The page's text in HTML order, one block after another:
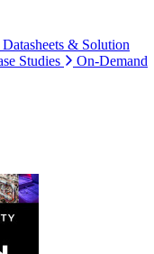
Datasheets & Solution
Studies
On-Demand